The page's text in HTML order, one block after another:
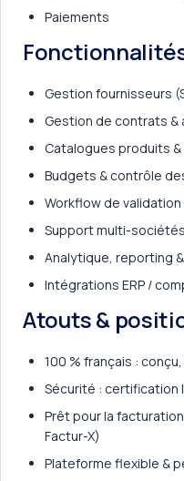
Paiements
Gestion fournisseurs
Gestion de contrats
Catalogues produits &
Budgets & contrôle
Workflow de
Support multi-
Analytique, reporting
Intégrations ERP /
Atouts &
100 % français :
Sécurité : certification
Prêt pour la
Factur-X)
Plateforme flexible &